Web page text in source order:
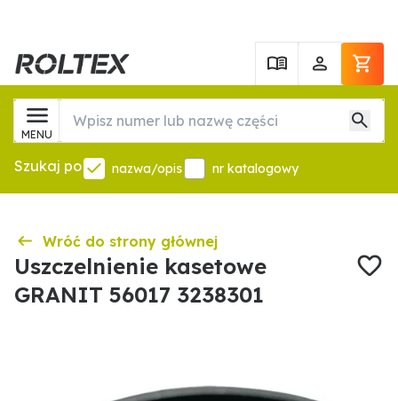
MENU
Szukaj po nazwa/opis nr katalogowy
Wróć do strony głównej
Uszczelnienie kasetowe
GRANIT 56017 3238301